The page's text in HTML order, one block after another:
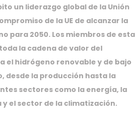
un liderazgo global de la Unión
de la UE de alcanzar la
para 2050. Los miembros de esta
la cadena de valor del
el hidrógeno renovable y de bajo
desde la producción hasta la
sectores como la energía, la
el sector de la climatización.